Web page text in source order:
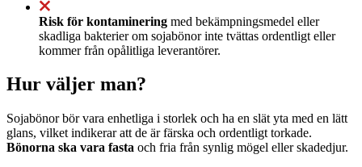
Risk för kontaminering med bekämpningsmedel eller
skadliga bakterier om sojabönor inte tvättas ordentligt eller
kommer från opålitliga leverantörer.
Hur väljer man?
Sojabönor bör vara enhetliga i storlek och ha en slät yta med en lätt
glans, vilket indikerar att de är färska och ordentligt torkade.
Bönorna ska vara fasta och fria från synlig mögel eller skadedjur.